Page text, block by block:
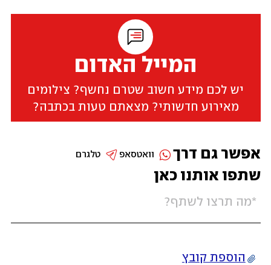
המייל האדום
יש לכם מידע חשוב שטרם נחשף? צילומים
מאירוע חדשותי? מצאתם טעות בכתבה?
שתפו אותנו כאן
הוספת קובץ
אפשר גם דרך טלגרם וואטסאפ